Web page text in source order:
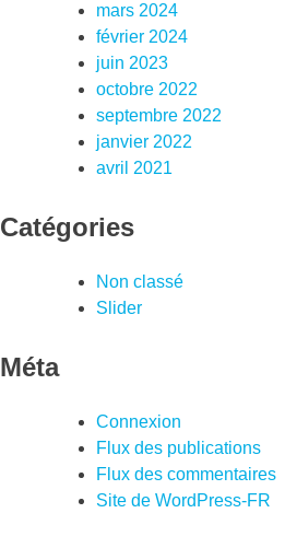
mars 2024
février 2024
juin 2023
octobre 2022
septembre 2022
janvier 2022
avril 2021
Catégories
Non classé
Slider
Méta
Connexion
Flux des publications
Flux des commentaires
Site de WordPress-FR